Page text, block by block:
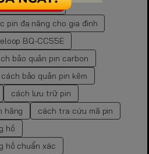
Eneloop
pin đa năng cho gia đình
BQ-CC55E
bảo quản pin carbon
cách bảo quản pin kẽm
cách lưu trữ pin
hãng
cách tra cứu mã pin
hồ
hồ chuẩn xác